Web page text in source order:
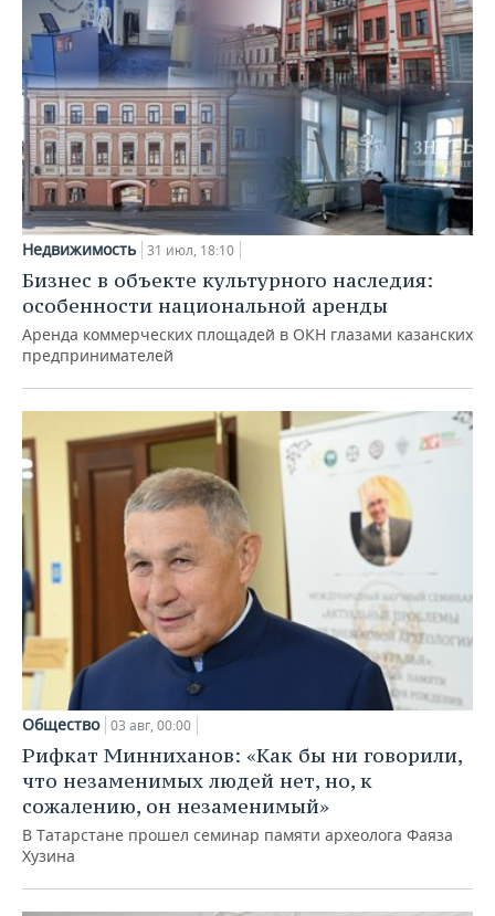
Недвижимость 31 июл, 18:10
Бизнес в объекте культурного наследия:
особенности национальной аренды
Аренда коммерческих площадей в ОКН глазами казанских
предпринимателей
Общество 03 авг, 00:00
Рифкат Минниханов: «Как бы ни говорили,
что незаменимых людей нет, но, к
сожалению, он незаменимый»
В Татарстане прошел семинар памяти археолога Фаяза
Хузина